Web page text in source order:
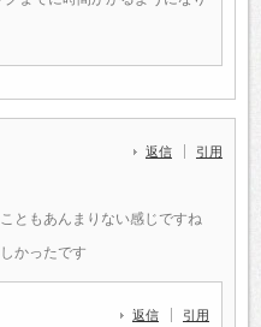
返信 引用
ともあんまりない感じですね
かったです
返信 引用